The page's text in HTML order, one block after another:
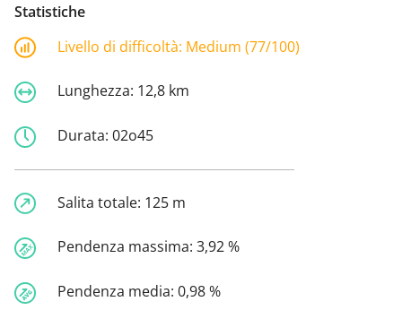
Statistiche
Livello di difficoltà: Medium (77/100)
Lunghezza: 12,8 km
Durata: 02o45
Salita totale: 125 m
Pendenza massima: 3,92 %
Pendenza media: 0,98 %